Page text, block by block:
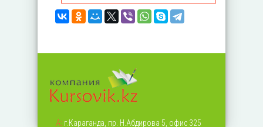
А: г.Караганда, пр. Н.Абдирова 5, офис 325